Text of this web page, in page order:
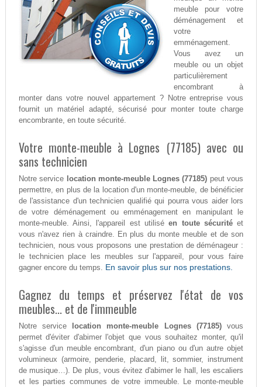
meuble pour votre
déménagement et
votre
emménagement.
Vous avez un
meuble ou un objet
particulièrement
encombrant à
monter dans votre nouvel appartement ? Notre entreprise vous
fournit un matériel adapté, sécurisé pour monter toute charge
encombrante, en toute sécurité.
Votre monte-meuble à Lognes (77185) avec ou
sans technicien
Notre service location monte-meuble Lognes (77185) peut vous
permettre, en plus de la location d'un monte-meuble, de bénéficier
de l'assistance d'un technicien qualifié qui pourra vous aider lors
de votre déménagement ou emménagement en manipulant le
monte-meuble. Ainsi, l'appareil est utiliséen toute sécuritéet
vous n'avez rien à craindre. En plus du monte meuble et de son
technicien, nous vous proposons une prestation de déménageur :
le technicien place les meubles sur l'appareil, pour vous faire
gagner encore du temps. En savoir plus sur nos prestations.
Gagnez du temps et préservez l'état de vos
meubles... et de l'immeuble
Notre service location monte-meuble Lognes (77185)vous
permet d'éviter d'abimer l'objet que vous souhaitez monter, qu'il
s'agisse d'un meuble encombrant, d'un piano ou d'un autre objet
volumineux (armoire, penderie, placard, lit, sommier, instrument
de musique…). De plus, vous évitez d'abimer le hall, les escaliers
et les parties communes de votre immeuble. Le monte-meuble